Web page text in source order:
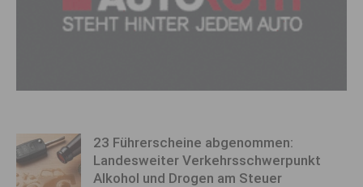
23 Führerscheine abgenommen:
Landesweiter Verkehrsschwerpunkt
Alkohol und Drogen am Steuer